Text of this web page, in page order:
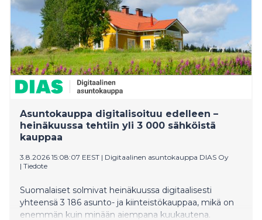
Asuntokauppa digitalisoituu edelleen –
heinäkuussa tehtiin yli 3 000 sähköistä
kauppaa
3.8.2026 15:08:07 EEST | Digitaalinen asuntokauppa DIAS Oy
| Tiedote
Suomalaiset solmivat heinäkuussa digitaalisesti
yhteensä 3 186 asunto- ja kiinteistökauppaa, mikä on
enemmän kuin minään aiempana kuukautena.